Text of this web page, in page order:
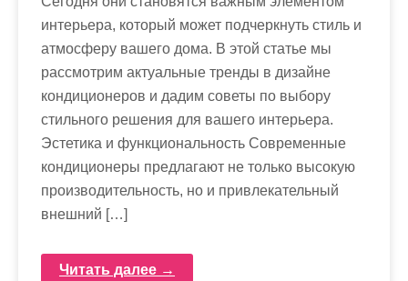
интерьера, который может подчеркнуть стиль и
атмосферу вашего дома. В этой статье мы
рассмотрим актуальные тренды в дизайне
кондиционеров и дадим советы по выбору
стильного решения для вашего интерьера.
Эстетика и функциональность Современные
кондиционеры предлагают не только высокую
производительность, но и привлекательный
внешний […]
Читать далее →